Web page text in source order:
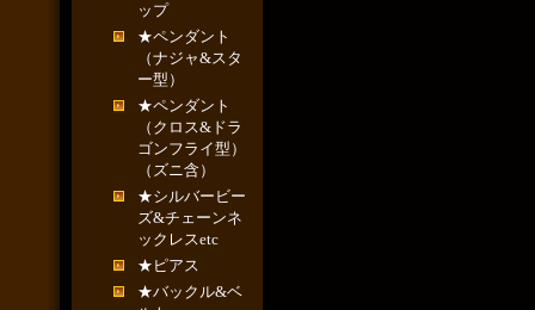
ップ
★ペンダント
（ナジャ&スタ
ー型）
★ペンダント
（クロス&ドラ
ゴンフライ型）
（ズニ含）
★シルバービー
ズ&チェーンネ
ックレスetc
★ピアス
★バックル&ベ